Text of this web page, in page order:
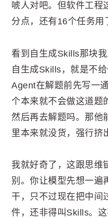
唬人对吧。但软件工程
分点，还有16个任务用
看到自生成Skills那块
自生成Skills，就是不
Agent在解题前先写一
个本来就不会做这道题
然后再去解题吗。那他
里本来就没货，强行挤
我就好奇了，这跟思维
别。你让模型先想一遍
干，只不过现在把中间
件，还非得叫Skills。